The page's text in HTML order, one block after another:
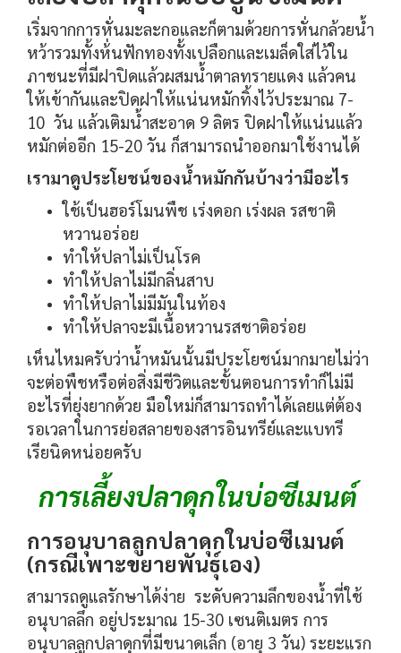
เริ่มจากการหั่นมะละกอและก็ตามด้วยการหั่นกล้วยน้ำ
หว้ารวมทั้งห้่นฟักทองทั้งเปลือกและเมล็ดใส่ไว้ใน
ภาชนะที่มีฝาปิดแล้วผสมน้ำตาลทรายแดง แล้วคน
ให้เข้ากันและปิดฝาให้แน่นหมักทิ้งไว้ประมาณ 7-
10 วัน แล้วเติมน้ำสะอาด 9 ลิตร ปิดฝาให้แน่นแล้ว
หมักต่ออีก 15-20 วัน ก็สามารถนำออกมาใช้งานได้
เรามาดูประโยชน์ของน้ำหมักกันบ้างว่ามีอะไร
ใช้เป็นฮอร์โมนพืช เร่งดอก เร่งผล รสชาติ
หวานอร่อย
ทำให้ปลาไม่เป็นโรค
ทำให้ปลาไม่มีกลิ่นสาบ
ทำให้ปลาไม่มีมันในท้อง
ทำให้ปลาจะมีเนื้อหวานรสชาติอร่อย
เห็นไหมครับว่าน้ำหมันนั้นมีประโยชน์มากมายไม่ว่า
จะต่อพืชหรือต่อสิ่งมีชีวิตและขั้นตอนการทำก็ไม่มี
อะไรที่ยุ่งยากด้วย มือใหม่ก็สามารถทำได้เลยแต่ต้อง
รอเวลาในการย่อสลายของสารอินทรีย์และแบทรี
เรียนิดหน่อยครับ
การเลี้ยงปลาดุกในบ่อซีเมนต์
การอนุบาลลูกปลาดุกในบ่อซีเมนต์
(กรณีเพาะขยายพันธุ์เอง)
สามารถดูแลรักษาได้ง่าย ระดับความลึกของน้ำที่ใช้
อนุบาลลึก อยู่ประมาณ 15-30 เซนติเมตร การ
อนุบาลลูกปลาดุกที่มีขนาดเล็ก (อายุ 3 วัน) ระยะแรก